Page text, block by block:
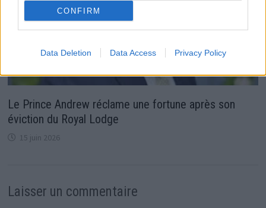
CONFIRM
Data Deletion Data Access Privacy Policy
Le Prince Andrew réclame une fortune après son
éviction du Royal Lodge
15 juin 2026
Laisser un commentaire